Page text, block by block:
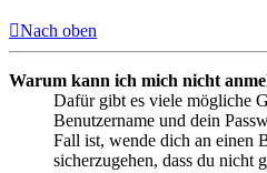
Nach oben
Warum kann ich mich nicht
Dafür gibt es viele mögliche
Benutzername und dein
Fall ist, wende dich an einen
sicherzugehen, dass du nicht